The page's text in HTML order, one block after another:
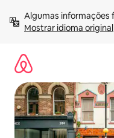
para
Mostrar idioma original